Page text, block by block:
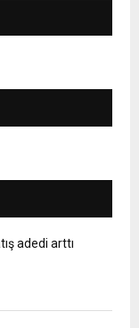
adedi arttı